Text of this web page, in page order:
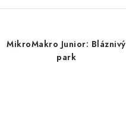
MikroMakro Junior: Bláznivý
park